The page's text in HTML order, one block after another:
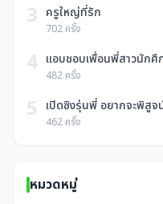
3 ครูใหญ่ที่รัก
702 ครั้ง
4 แอบชอบเพื่อนพี่สาวนักศึ
482 ครั้ง
5 เปิดซิงรุ่นพี่ อยากจะพิสูจ
462 ครั้ง
หมวดหมู่